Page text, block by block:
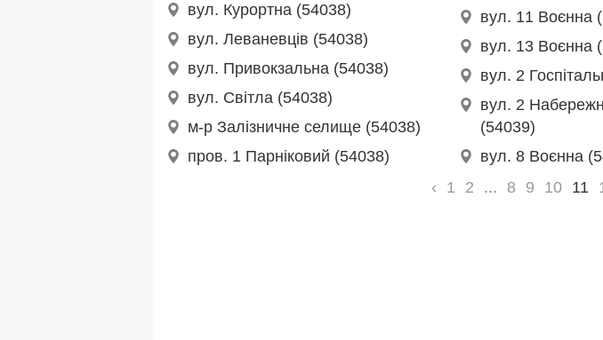
вул. Курортна (54038)
вул. Леваневців (54038)
вул. Привокзальна (54038)
вул. Світла (54038)
м-р Залізничне селище (54038)
пров. 1 Парніковий (54038)
вул. 11 Воєнна
вул. 13 Воєнна
вул. 2
вул. 2
(54039)
вул. 8 Воєнна
‹ 1 2 ... 8 9 10 11